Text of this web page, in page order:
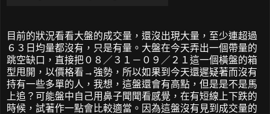
目前的狀況看看大盤的成交量，還沒出現大量，至少連超過
６３日均量都沒有，只是有量。大盤在今天弄出一個帶量的
跳空缺口，直接把０８／３１－０９／２１這一個橫盤的箱
型甩開，以價格看→強勢，所以如果到今天還遲疑著而沒有
持有一些多單的人，我想，這盤還會有高點，但是是不是馬
上追？可能盤中自己用鼻子聞聞看感覺，在有短線上下跌的
時候，試著作一點會比較適當。因為這盤沒有見到成交量的